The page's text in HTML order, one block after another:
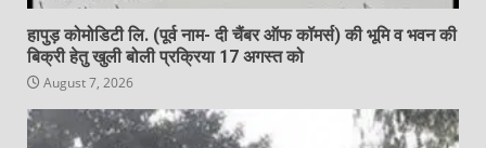
हापुड़ कोमोडिटी लि. (पूर्व नाम- दी चैंबर ऑफ कॉमर्स) की भूमि व भवन की
बिक्री हेतु खुली बोली प्रक्रिया 17 अगस्त को
August 7, 2026